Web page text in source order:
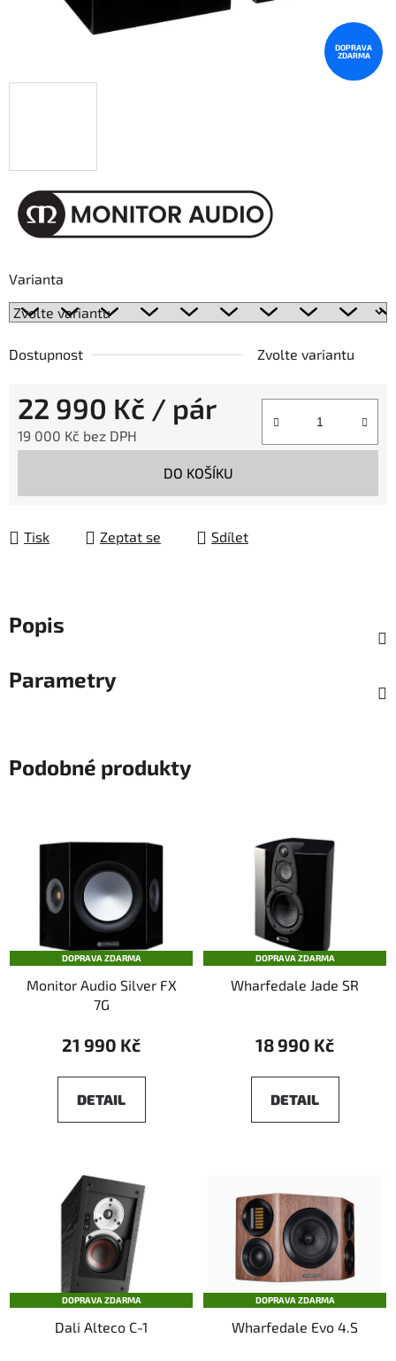
Varianta
Dostupnost Zvolte variantu
22 990 Kč / pár
19 000 Kč bez DPH
DO KOŠÍKU
Tisk Zeptat se Sdílet
DOPRAVA
ZDARMA
Popis
Parametry
Podobné produkty
DOPRAVA ZDARMA
Monitor Audio Silver FX
7G
21 990 Kč
DETAIL
DOPRAVA ZDARMA
Wharfedale Jade SR
18 990 Kč
DETAIL
DOPRAVA ZDARMA
Dali Alteco C-1
DOPRAVA ZDARMA
Wharfedale Evo 4.S